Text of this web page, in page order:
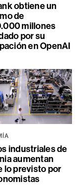
obtiene un
de
millones
por su
en OpenAI
industriales de
aumentan
lo previsto por